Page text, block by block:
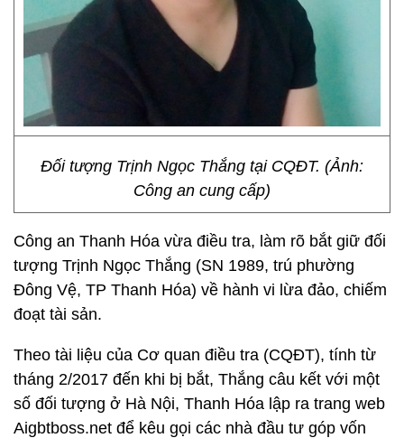
Đối tượng Trịnh Ngọc Thắng tại CQĐT. (Ảnh:
Công an cung cấp)
Công an Thanh Hóa vừa điều tra, làm rõ bắt giữ đối
tượng Trịnh Ngọc Thắng (SN 1989, trú phường
Đông Vệ, TP Thanh Hóa) về hành vi lừa đảo, chiếm
đoạt tài sản.
Theo tài liệu của Cơ quan điều tra (CQĐT), tính từ
tháng 2/2017 đến khi bị bắt, Thắng câu kết với một
số đối tượng ở Hà Nội, Thanh Hóa lập ra trang web
Aigbtboss.net để kêu gọi các nhà đầu tư góp vốn